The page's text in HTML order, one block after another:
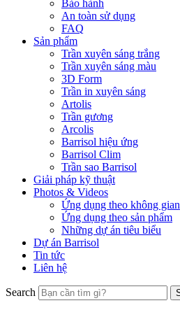
Bảo hành
An toàn sử dụng
FAQ
Sản phẩm
Trần xuyên sáng trắng
Trần xuyên sáng màu
3D Form
Trần in xuyên sáng
Artolis
Trần gương
Arcolis
Barrisol hiệu ứng
Barrisol Clim
Trần sao Barrisol
Giải pháp kỹ thuật
Photos & Videos
Ứng dụng theo không gian
Ứng dụng theo sản phẩm
Những dự án tiêu biểu
Dự án Barrisol
Tin tức
Liên hệ
Search